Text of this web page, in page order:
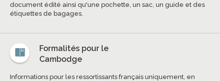
document édité ainsi qu'une pochette, un sac, un guide et des
étiquettes de bagages.
Formalités pour le
Cambodge
Informations pour les ressortissants français uniquement, en